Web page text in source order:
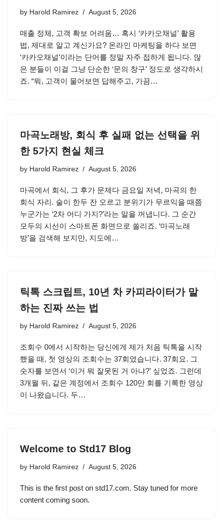
by Harold Ramirez August 5, 2026
매출 정체, 고객 확보 어려움… 혹시 ‘카카오채널’ 활용
법, 제대로 알고 계신가요? 온라인 마케팅을 하다 보면
‘카카오채널’이라는 단어를 정말 자주 접하게 됩니다. 많
은 분들이 이걸 그냥 단순한 ‘문의 창구’ 정도로 생각하시
죠. “뭐, 고객이 물어보면 답해주고, 가끔…
마곡노래방, 회식 후 실패 없는 선택을 위
한 5가지 현실 체크
by Harold Ramirez August 5, 2026
마곡에서 회식, 그 후가 문제다 금요일 저녁, 마곡의 한
회식 자리. 술이 한두 잔 오르고 분위기가 무르익을 때쯤
누군가는 ‘2차 어디 가지?’라는 말을 꺼냅니다. 그 순간
모두의 시선이 스마트폰 화면으로 쏠리죠. ‘마곡노래
방’을 검색해 보지만, 지도에…
틱톡 스크립트, 10년 차 카피라이터가 말
하는 진짜 쓰는 법
by Harold Ramirez August 5, 2026
조회수 0에서 시작하는 당신에게 제가 처음 틱톡을 시작
했을 때, 첫 영상의 조회수는 37회였습니다. 37회요. 그
숫자를 보면서 ‘이거 뭐 잘못된 거 아냐?’ 싶었죠. 그런데
3개월 뒤, 같은 계정에서 조회수 120만 회를 기록한 영상
이 나왔습니다. 두…
Welcome to Std17 Blog
by Harold Ramirez August 5, 2026
This is the first post on std17.com. Stay tuned for more
content coming soon.